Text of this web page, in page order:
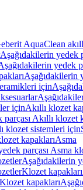
AquaClean
Aşağıdakilerin yedek
yedek
Aşağıdakilerin
için
içinAkıllı klozet
Akıllı klozet
klozet sistemleri için
kapaklarıAsma
parçası Asma
Aşağıdakilerin
Klozet kapakları
Klozet kapakları